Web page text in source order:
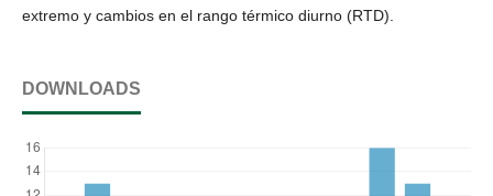
extremo y cambios en el rango térmico diurno (RTD).
DOWNLOADS